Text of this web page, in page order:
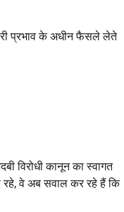
प्रभाव के अधीन फैसले लेते
विरोधी कानून का स्वागत
रहे, वे अब सवाल कर रहे हैं कि